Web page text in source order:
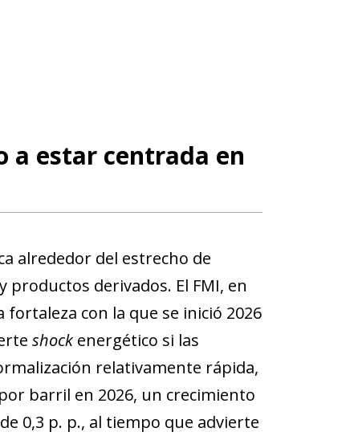
a estar centrada en
alrededor del estrecho de
derivados. El FMI, en
con la que se inició 2026
shockenergético si las
relativamente rápida,
barril en 2026, un crecimiento
0,3 p. p., al tiempo que advierte